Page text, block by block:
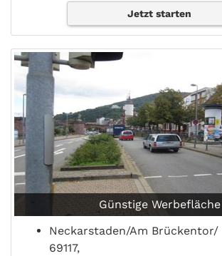
Jetzt starten
Günstige Werbefläche
Neckarstaden/Am Brückentor/
69117,